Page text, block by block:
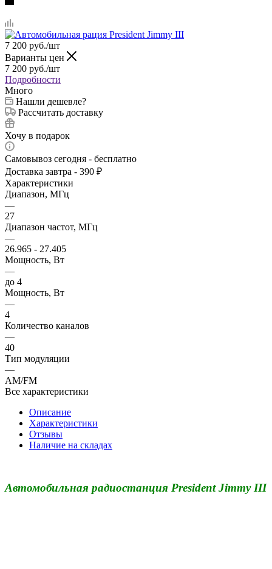
7 200 руб./шт
Варианты цен
7 200 руб./шт
Подробности
Много
Нашли дешевле?
Рассчитать доставку
Хочу в подарок
Самовывоз сегодня - бесплатно
Доставка завтра - 390 ₽
Характеристики
Диапазон, МГц
—
27
Диапазон частот, МГц
—
26.965 - 27.405
Мощность, Вт
—
до 4
Мощность, Вт
—
4
Количество каналов
—
40
Тип модуляции
—
АМ/FM
Все характеристики
Описание
Характеристики
Отзывы
Наличие на складах
Автомобильная радиостанция President Jimmy III